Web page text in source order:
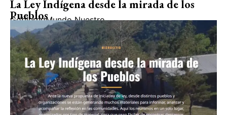
La Ley Indígena desde la mirada de los
Pueblos
GobiernoMundo Nuestro